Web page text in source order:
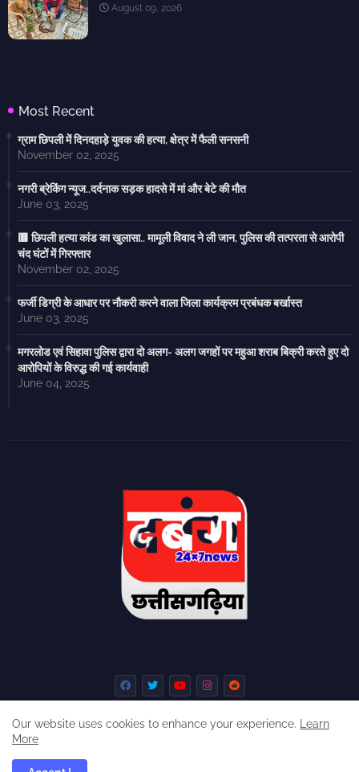
August 09, 2026
Most Recent
ग्राम छिपली में दिनदहाड़े युवक की हत्या, क्षेत्र में फैली सनसनी
November 02, 2025
नगरी ब्रेकिंग न्यूज..दर्दनाक सड़क हादसे में मां और बेटे की मौत
June 03, 2025
🟥 छिपली हत्या कांड का खुलासा.. मामूली विवाद ने ली जान, पुलिस की तत्परता से आरोपी
चंद घंटों में गिरफ्तार
November 02, 2025
फर्जी डिग्री के आधार पर नौकरी करने वाला जिला कार्यक्रम प्रबंधक बर्खास्त
June 03, 2025
मगरलोड एवं सिहावा पुलिस द्वारा दो अलग- अलग जगहों पर महुआ शराब बिक्री करते हुए दो
आरोपियों के विरुद्ध की गई कार्यवाही
June 04, 2025
Our website uses cookies to enhance your experience.
Learn
More